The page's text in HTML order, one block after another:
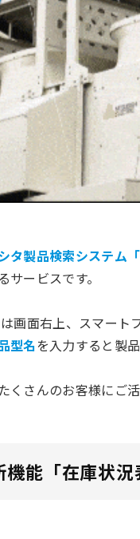
タ製品検索システム「
サービスです。
画面右上、スマート
型名を入力すると製
くさんのお客様にご
機能「在庫状況